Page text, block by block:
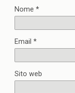
Nome *
Email *
Sito web